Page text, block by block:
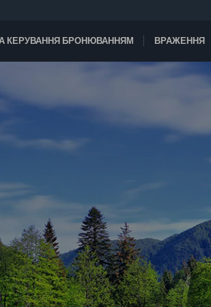
КЕРУВАННЯ БРОНЮВАННЯМ ВРАЖЕННЯ